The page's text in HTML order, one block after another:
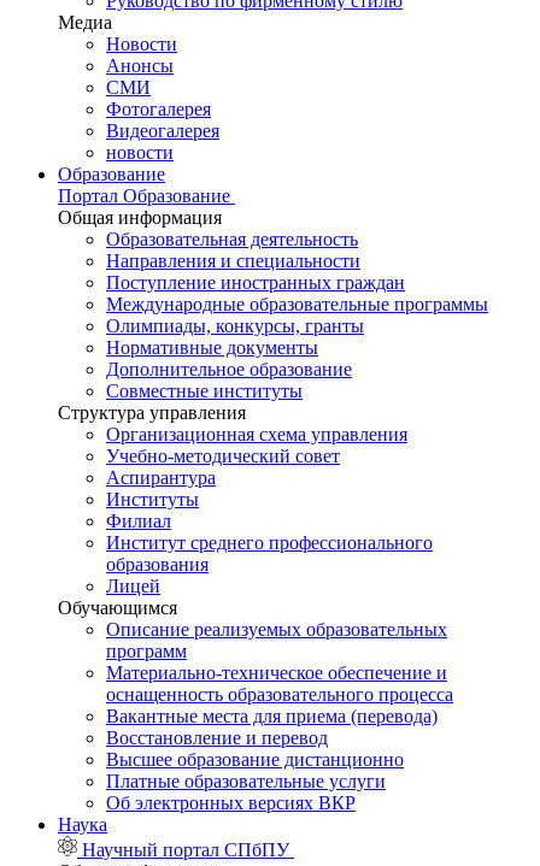
Медиа
Новости
Анонсы
СМИ
Фотогалерея
Видеогалерея
новости
Образование
Портал Образование
Общая информация
Образовательная деятельность
Направления и специальности
Поступление иностранных граждан
Международные образовательные программы
Олимпиады, конкурсы, гранты
Нормативные документы
Дополнительное образование
Совместные институты
Структура управления
Организационная схема управления
Учебно-методический совет
Аспирантура
Институты
Филиал
Институт среднего профессионального
образования
Лицей
Обучающимся
Описание реализуемых образовательных
программ
Материально-техническое обеспечение и
оснащенность образовательного процесса
Вакантные места для приема (перевода)
Восстановление и перевод
Высшее образование дистанционно
Платные образовательные услуги
Об электронных версиях ВКР
Наука
Научный портал СПбПУ